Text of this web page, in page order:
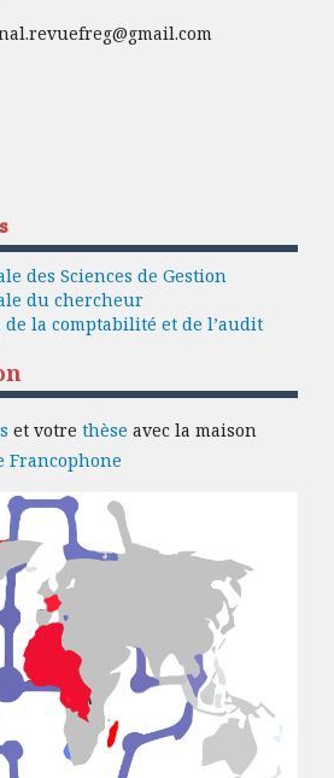
des Sciences de Gestion
du chercheur
la comptabilité et de l’audit
et votre thèse avec la maison
Francophone